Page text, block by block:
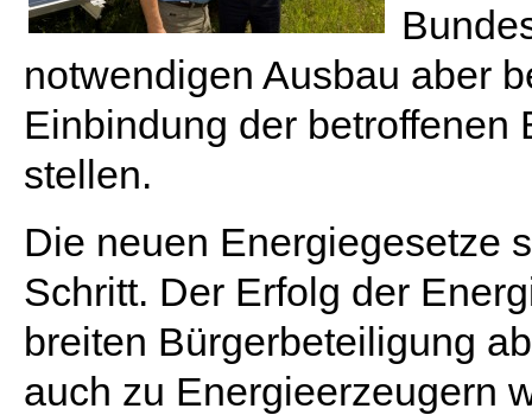
notwendigen Ausbau aber
Einbindung der betroffenen
stellen.
Die neuen Energiegesetze
Schritt. Der Erfolg der
breiten Bürgerbeteiligung
auch zu Energieerzeugern